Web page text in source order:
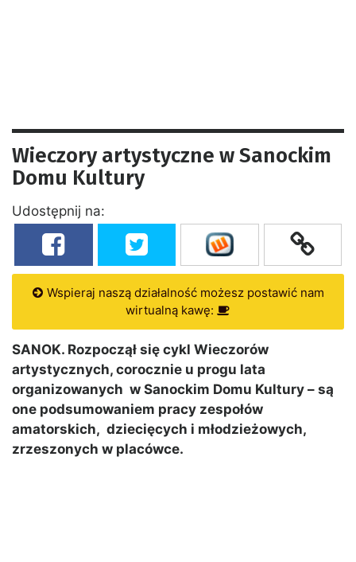
Wieczory artystyczne w Sanockim
Domu Kultury
Udostępnij na:
Wspieraj naszą działalność możesz postawić nam
wirtualną kawę:
SANOK. Rozpoczął się cykl Wieczorów
artystycznych, corocznie u progu lata
organizowanych w Sanockim Domu Kultury – są
one podsumowaniem pracy zespołów
amatorskich, dziecięcych i młodzieżowych,
zrzeszonych w placówce.